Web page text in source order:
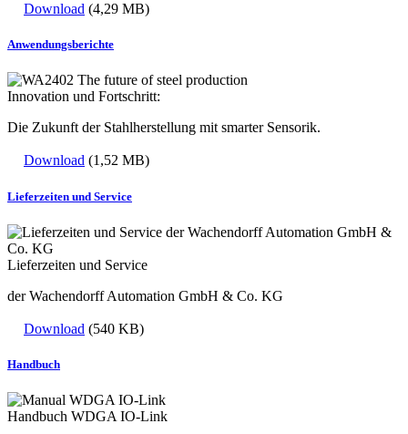
Download (4,29 MB)
Anwendungsberichte
Innovation und Fortschritt:
Die Zukunft der Stahlherstellung mit smarter Sensorik.
Download (1,52 MB)
Lieferzeiten und Service
Lieferzeiten und Service
der Wachendorff Automation GmbH & Co. KG
Download (540 KB)
Handbuch
Handbuch WDGA IO-Link